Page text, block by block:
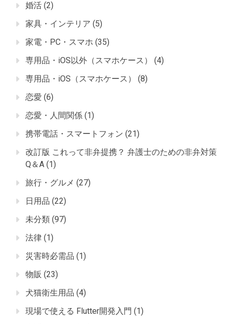
婚活 (2)
家具・インテリア (5)
家電・PC・スマホ (35)
専用品・iOS以外（スマホケース）
(4)
専用品・iOS（スマホケース）
(8)
恋愛 (6)
恋愛・人間関係 (1)
携帯電話・スマートフォン (21)
改訂版 これって非弁提携？ 弁護士のための非弁対策
Q＆A (1)
旅行・グルメ (27)
日用品 (22)
未分類 (97)
法律 (1)
災害時必需品 (1)
物販 (23)
犬猫衛生用品 (4)
現場で使える Flutter開発入門 (1)